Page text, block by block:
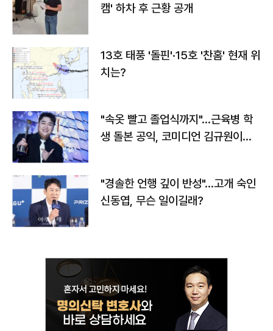
캠' 하차 후 근황 공개
13호 태풍 '돌핀'·15호 '찬홈' 현재 위
치는?
"속옷 빨고 졸업식까지"…근육병 학
생 돌본 공익, 코미디언 김규원이었
"경솔한 언행 깊이 반성"…고개 숙인
신동엽, 무슨 일이길래?